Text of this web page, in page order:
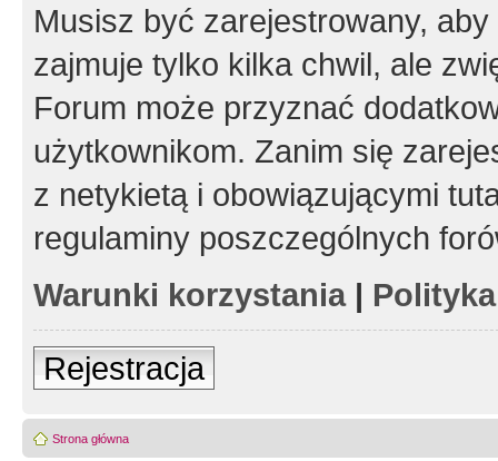
Musisz być zarejestrowany,
zajmuje tylko kilka chwil, ale
Forum może przyznać
użytkownikom. Zanim się
z netykietą i obowiązującymi
regulaminy poszczególnych
Warunki korzystania|
Rejestracja
Strona główna